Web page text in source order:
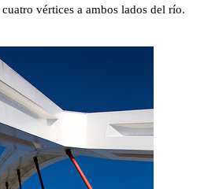
vértices a ambos lados del río.